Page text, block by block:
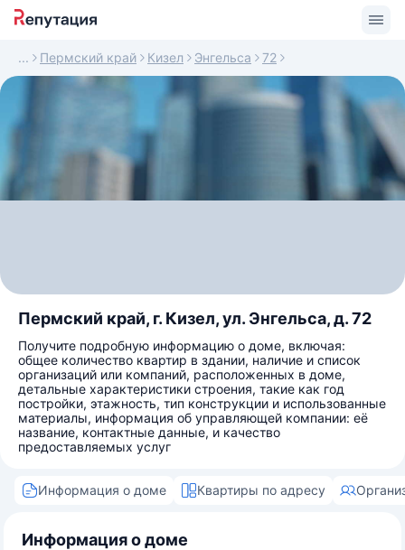
Пермский край Кизел Энгельса 72
Пермский край, г. Кизел, ул. Энгельса, д. 72
Получите подробную информацию о доме, включая:
общее количество квартир в здании, наличие и список
организаций или компаний, расположенных в доме,
детальные характеристики строения, такие как год
постройки, этажность, тип конструкции и использованные
материалы, информация об управляющей компании: её
название, контактные данные, и качество
предоставляемых услуг
Информация о доме Квартиры по адресу
Информация о доме